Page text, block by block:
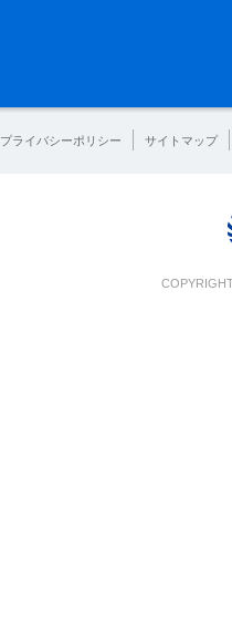
プライバシーポリシー サイトマップ